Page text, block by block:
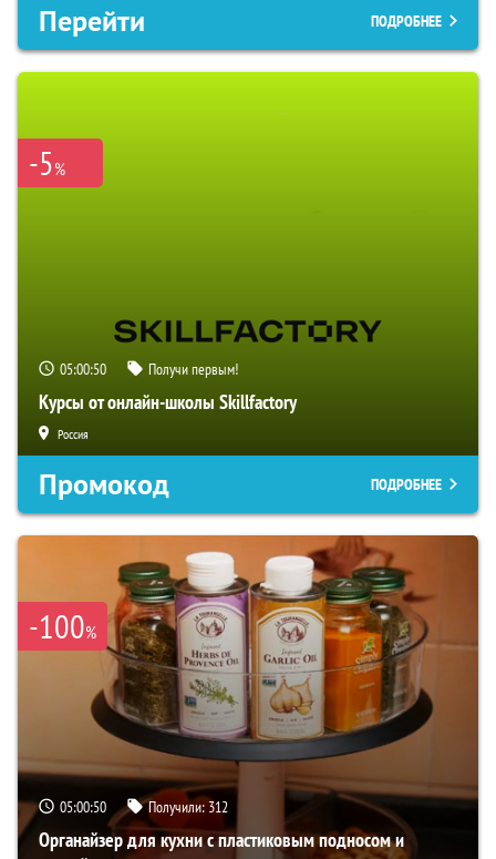
Перейти ПОДРОБНЕЕ
-5%
05:00:49 Получи первым!
Курсы от онлайн-школы Skillfactory
Россия
Промокод ПОДРОБНЕЕ
-100%
05:00:49 Получили: 312
Органайзер для кухни с пластиковым подносом и